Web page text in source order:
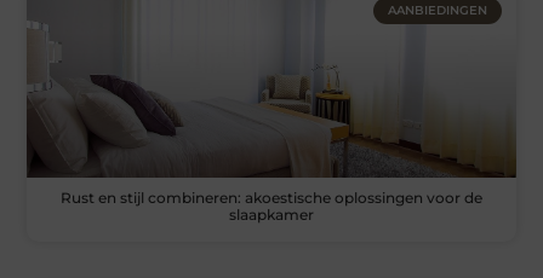
AANBIEDINGEN
Rust en stijl combineren: akoestische oplossingen voor de
slaapkamer